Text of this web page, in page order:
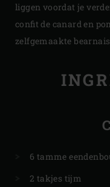
liggen voordat je
confit de canard en
zelfgemaakte
6 tamme
2 takjes tijm